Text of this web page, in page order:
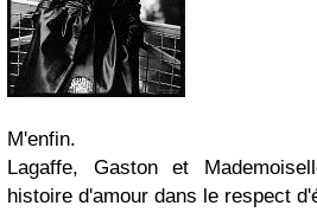
M'enfin.
Lagaffe, Gaston et
histoire d'amour dans le respect